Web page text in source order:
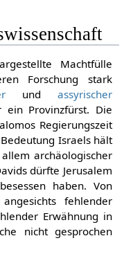
Machtfülle
Forschung stark
undassyrischer
Provinzfürst. Die
Regierungszeit
Israels hält
archäologischer
dürfte Jerusalem
haben. Von
fehlender
Erwähnung in
nicht gesprochen